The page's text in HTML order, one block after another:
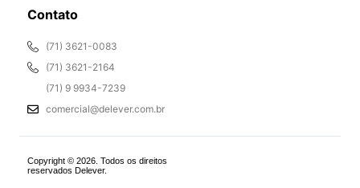
Contato
(71) 3621-0083
(71) 3621-2164
(71) 9 9934-7239
comercial@delever.com.br
Copyright © 2026. Todos os direitos
reservados Delever.